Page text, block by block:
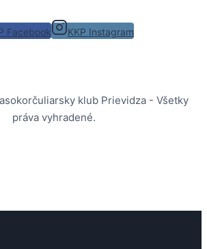
Facebook KKP Instagram
klub Prievidza - Všetky
práva vyhradené.